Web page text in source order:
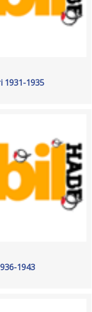
1931-1935
1943